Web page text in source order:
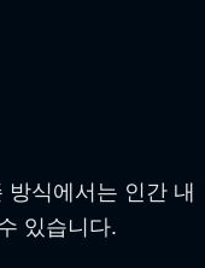
식에서는 인간 내
있습니다.